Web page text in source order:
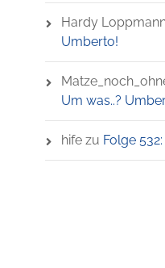
Hardy
Umberto!
Um was..?
hifezu Folge